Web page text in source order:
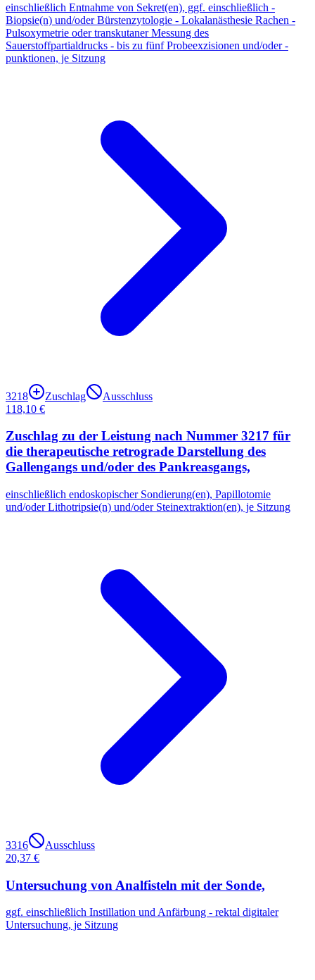
einschließlich Entnahme von Sekret(en), ggf. einschließlich -
Biopsie(n) und/oder Bürstenzytologie - Lokalanästhesie Rachen -
Pulsoxymetrie oder transkutaner Messung des
Sauerstoffpartialdrucks - bis zu fünf Probeexzisionen und/oder -
punktionen, je Sitzung
3218 Zuschlag
Ausschluss
118,10 €
Zuschlag zu der Leistung nach Nummer 3217 für
die therapeutische retrograde Darstellung des
Gallengangs und/oder des Pankreasgangs,
einschließlich endoskopischer Sondierung(en), Papillotomie
und/oder Lithotripsie(n) und/oder Steinextraktion(en), je Sitzung
3316
Ausschluss
20,37 €
Untersuchung von Analfisteln mit der Sonde,
ggf. einschließlich Instillation und Anfärbung - rektal digitaler
Untersuchung, je Sitzung